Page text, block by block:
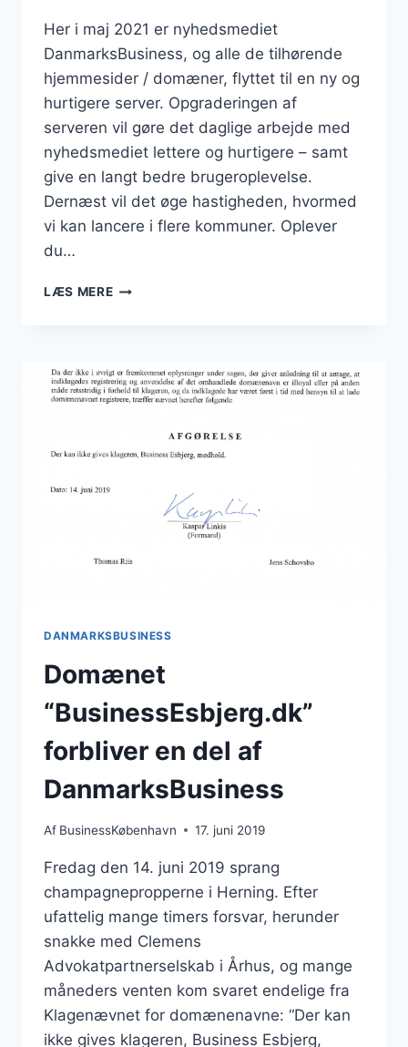
Her i maj 2021 er nyhedsmediet
DanmarksBusiness, og alle de tilhørende
hjemmesider / domæner, flyttet til en ny og
hurtigere server. Opgraderingen af
serveren vil gøre det daglige arbejde med
nyhedsmediet lettere og hurtigere – samt
give en langt bedre brugeroplevelse.
Dernæst vil det øge hastigheden, hvormed
vi kan lancere i flere kommuner. Oplever
du…
LÆS MEREDANMARKSBUSINESS
OG
HURTIG
DANMARKSBUSINESS
Domænet
“BusinessEsbjerg.dk”
forbliver en del af
DanmarksBusiness
Af BusinessKøbenhavn 17. juni 2019
Fredag den 14. juni 2019 sprang
champagnepropperne i Herning. Efter
ufattelig mange timers forsvar, herunder
snakke med Clemens
Advokatpartnerselskab i Århus, og mange
måneders venten kom svaret endelige fra
Klagenævnet for domænenavne: “Der kan
ikke gives klageren, Business Esbjerg,